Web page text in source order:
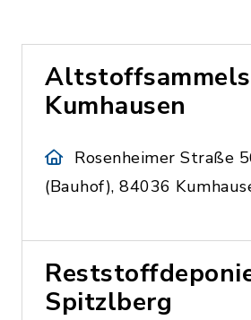
Kumhausen
Rosenheimer Straße
(Bauhof), 84036
Spitzlberg